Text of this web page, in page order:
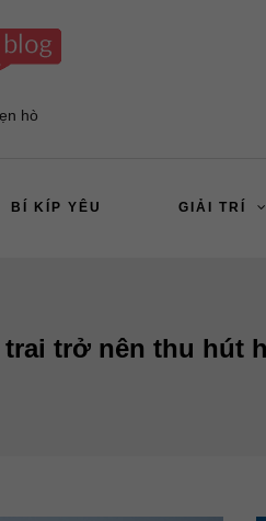
hò
BÍ KÍP YÊU GIẢI TRÍ
trở nên thu hút